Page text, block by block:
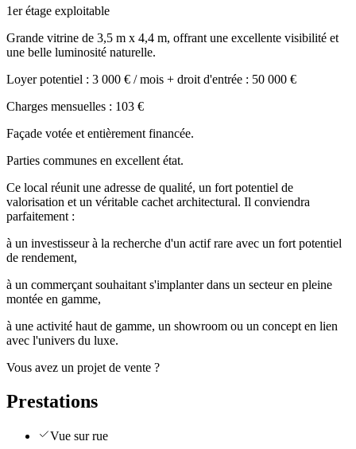
1er étage exploitable
Grande vitrine de 3,5 m x 4,4 m, offrant une excellente visibilité et
une belle luminosité naturelle.
Loyer potentiel : 3 000 € / mois + droit d'entrée : 50 000 €
Charges mensuelles : 103 €
Façade votée et entièrement financée.
Parties communes en excellent état.
Ce local réunit une adresse de qualité, un fort potentiel de
valorisation et un véritable cachet architectural. Il conviendra
parfaitement :
à un investisseur à la recherche d'un actif rare avec un fort potentiel
de rendement,
à un commerçant souhaitant s'implanter dans un secteur en pleine
montée en gamme,
à une activité haut de gamme, un showroom ou un concept en lien
avec l'univers du luxe.
Vous avez un projet de vente ?
Prestations
Vue sur rue